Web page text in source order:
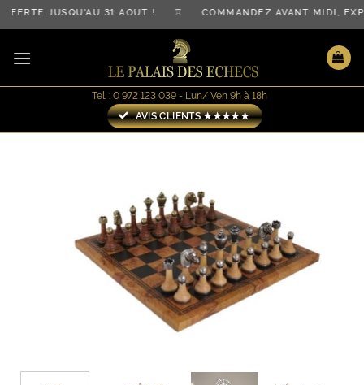
Passer
au
contenu
JUSQU'AU 31 AOÛT ! ♖ COMMANDEZ AVANT MIDI,
Tel. : 0 972 123 039 - Lun/ Ven 9h à 18h
AVIS CLIENTS ★★★★★